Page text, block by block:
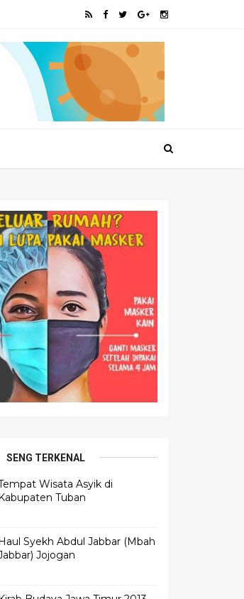
SENG TERKENAL
Wisata Asyik di
Tuban
Syekh Abdul Jabbar (Mbah
Jojogan